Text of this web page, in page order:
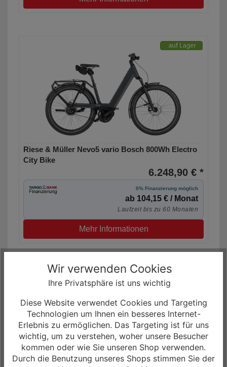
Riese & Müller Nevo5 vario Bosch 800Wh Electro
City Bike
6.248,90 € *
0% Finanzierung möglich
ab 104,15 € / Monat
Laufzeit bis zu 60 Monaten
Mehr Informationen
Wir verwenden Cookies
Ihre Privatsphäre ist uns wichtig
Diese Website verwendet Cookies und Targeting
Technologien um Ihnen ein besseres Internet-
Erlebnis zu ermöglichen. Das Targeting ist für uns
wichtig, um zu verstehen, woher unsere Besucher
kommen oder wie Sie unseren Shop verwenden.
Durch die Benutzung unseres Shops stimmen Sie der